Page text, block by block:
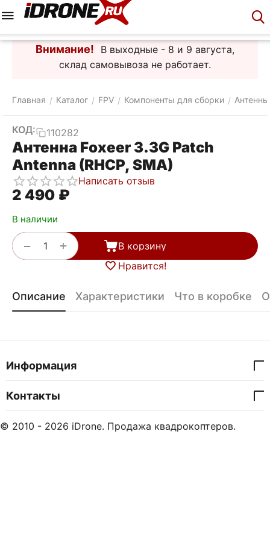
Внимание!
В выходные - 8 и 9 августа,
склад самовывоза не работает.
Главная / Каталог / FPV / Компоненты для сборки / Антенны
КОД: 110282
Антенна Foxeer 3.3G Patch
Antenna (RHCP, SMA)
Написать отзыв
2 490 ₽
В наличии
+
−
В корзину
Нравится!
Описание Характеристики Что в коробке
Информация
Контакты
© 2010 - 2026 iDrone. Продажа квадрокоптеров.
Корзина